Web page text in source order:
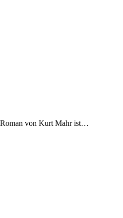
Roman von Kurt Mahr ist…